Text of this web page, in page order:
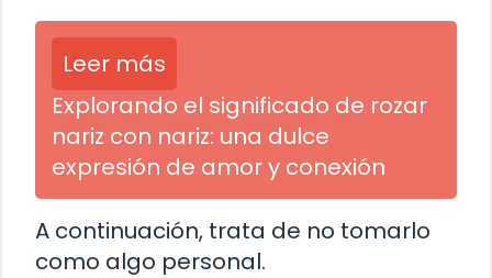
Leer más
Explorando el significado de rozar
nariz con nariz: una dulce
expresión de amor y conexión
A continuación, trata de no tomarlo
como algo personal.